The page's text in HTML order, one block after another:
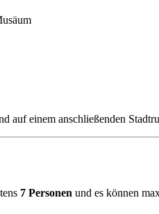
auf einem anschließenden
7 Personen und es können